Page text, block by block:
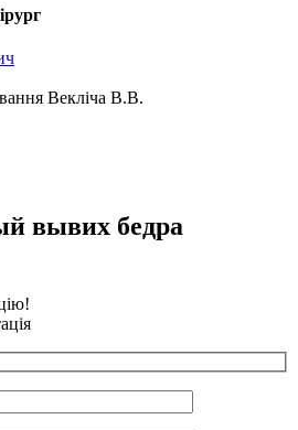
Векліча В.В.
вывих бедра